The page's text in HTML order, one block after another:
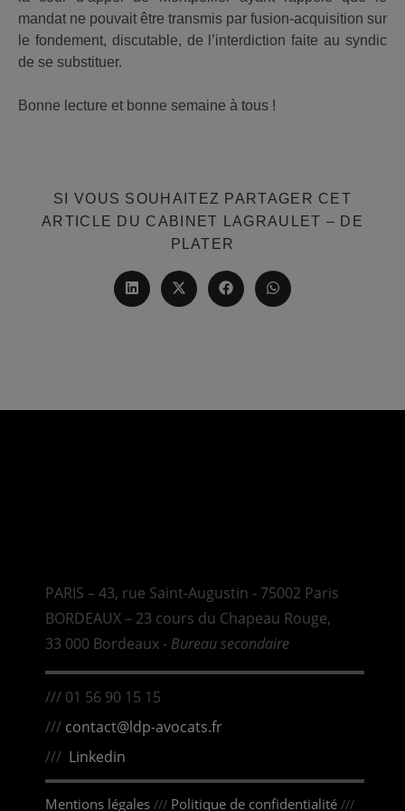
mandat ne pouvait être transmis par fusion-acquisition sur
le fondement, discutable, de l’interdiction faite au syndic
de se substituer.
Bonne lecture et bonne semaine à tous !
SI VOUS SOUHAITEZ PARTAGER CET
ARTICLE DU CABINET LAGRAULET – DE
PLATER
CONTENU
Ouvrir
dans
Ouvrir
dans
Ouvrir
dans
Ouvrir
dans
PARIS – 43, rue Saint-Augustin ‑ 75002 Paris
BORDEAUX – 23 cours du Chapeau Rouge,
33 000 Bordeaux - Bureau secondaire
/// 01 56 90 15 15
/// contact@ldp-avocats.fr
/// Linkedin
Mentions légales/// Politique de confidentialité///